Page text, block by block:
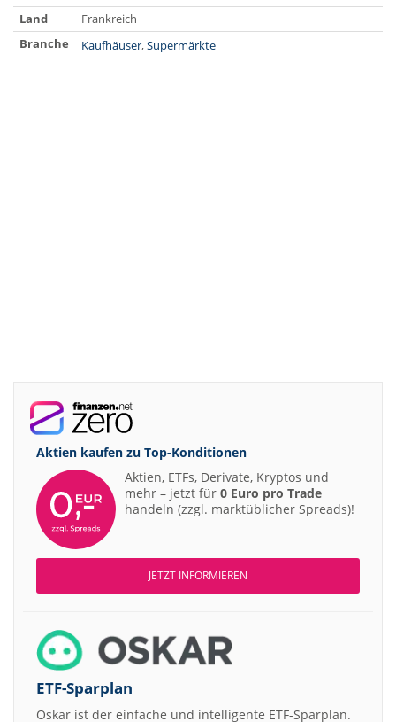
Land
Frankreich
Branche
Kaufhäuser,Supermärkte
Aktien kaufen zu Top-Konditionen
Aktien, ETFs, Derivate, Kryptos und
mehr – jetzt für 0 Euro pro Trade
handeln (zzgl. marktüblicher Spreads)!
JETZT INFORMIEREN
ETF-Sparplan
Oskar ist der einfache und intelligente ETF-Sparplan.